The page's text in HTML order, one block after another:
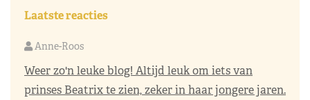
Laatste reacties
Anne-Roos
Weer zo'n leuke blog! Altijd leuk om iets van
prinses Beatrix te zien, zeker in haar jongere jaren.